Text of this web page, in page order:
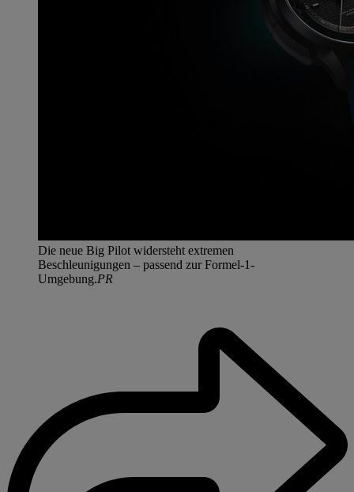
Die neue Big Pilot widersteht extremen
Beschleunigungen – passend zur Formel-1-
Umgebung.PR